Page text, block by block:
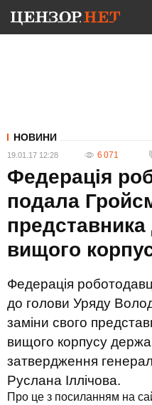
НОВИНИ
19.01.17 12:28 6 071
Федерація
подала
представника
вищого
Федерація
до голови Уряду
заміни свого
вищого корпусу
затвердження
Руслана Іллічова.
Про це з посиланням на